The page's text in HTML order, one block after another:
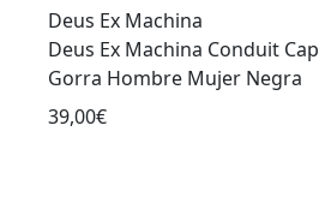
Deus Ex Machina
Deus Ex Machina Conduit Cap
Gorra Hombre Mujer Negra
39,00€